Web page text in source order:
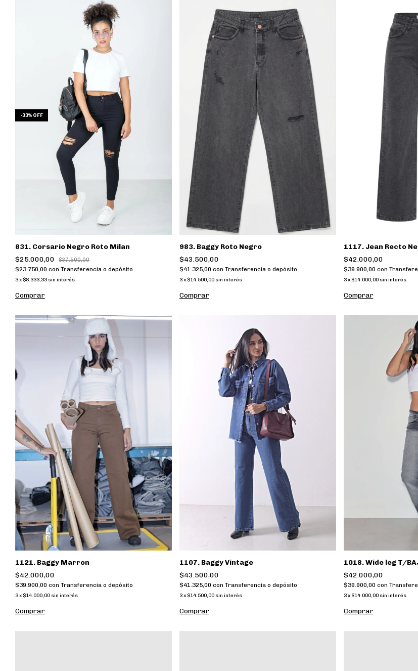
-33% OFF
831. Corsario Negro Roto Milan
$25.000,00
$37.500,00
$23.750,00 con Transferencia o depósito
3x $8.333,33 sin interés
Comprar
983. Baggy Roto Negro
$43.500,00
$41.325,00 con Transferencia o depósito
3x $14.500,00 sin interés
Comprar
1117. Jean Recto
$42.000,00
$39.900,00 con
3 x $14.000,00 sin interés
Comprar
1121. Baggy Marron
$42.000,00
$39.900,00 con Transferencia o depósito
3x $14.000,00 sin interés
Comprar
1107. Baggy Vintage
$43.500,00
$41.325,00 con Transferencia o depósito
3x $14.500,00 sin interés
Comprar
1018. Wide leg T/
$42.000,00
$39.900,00 con
3 x $14.000,00 sin interés
Comprar